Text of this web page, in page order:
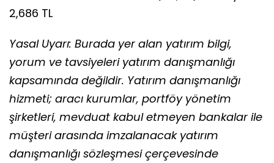
2,686 TL
Yasal Uyarı: Burada yer alan yatırım bilgi,
yorum ve tavsiyeleri yatırım danışmanlığı
kapsamında değildir. Yatırım danışmanlığı
hizmeti; aracı kurumlar, portföy yönetim
şirketleri, mevduat kabul etmeyen bankalar ile
müşteri arasında imzalanacak yatırım
danışmanlığı sözleşmesi çerçevesinde